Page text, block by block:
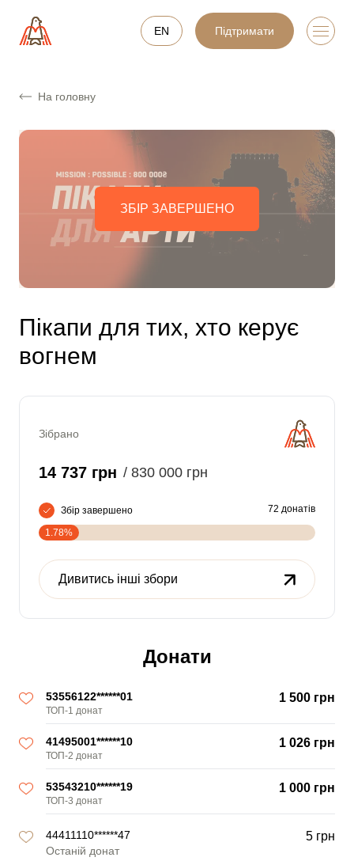
EN Підтримати
На головну
ЗБІР ЗАВЕРШЕНО
Пікапи для тих, хто керує
вогнем
Зібрано
14 737 грн / 830 000 грн
Збір завершено 72 донатів
1.78%
Дивитись інші збори
Донати
53556122******01
ТОП-1 донат
1 500 грн
41495001******10
ТОП-2 донат
1 026 грн
53543210******19
ТОП-3 донат
1 000 грн
44411110******47
Останій донат
5 грн